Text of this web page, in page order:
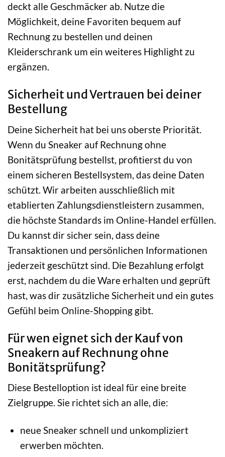
deckt alle Geschmäcker ab. Nutze die
Möglichkeit, deine Favoriten bequem auf
Rechnung zu bestellen und deinen
Kleiderschrank um ein weiteres Highlight zu
ergänzen.
Sicherheit und Vertrauen bei deiner
Bestellung
Deine Sicherheit hat bei uns oberste Priorität.
Wenn du Sneaker auf Rechnung ohne
Bonitätsprüfung bestellst, profitierst du von
einem sicheren Bestellsystem, das deine Daten
schützt. Wir arbeiten ausschließlich mit
etablierten Zahlungsdienstleistern zusammen,
die höchste Standards im Online-Handel erfüllen.
Du kannst dir sicher sein, dass deine
Transaktionen und persönlichen Informationen
jederzeit geschützt sind. Die Bezahlung erfolgt
erst, nachdem du die Ware erhalten und geprüft
hast, was dir zusätzliche Sicherheit und ein gutes
Gefühl beim Online-Shopping gibt.
Für wen eignet sich der Kauf von
Sneakern auf Rechnung ohne
Bonitätsprüfung?
Diese Bestelloption ist ideal für eine breite
Zielgruppe. Sie richtet sich an alle, die:
neue Sneaker schnell und unkompliziert
erwerben möchten.